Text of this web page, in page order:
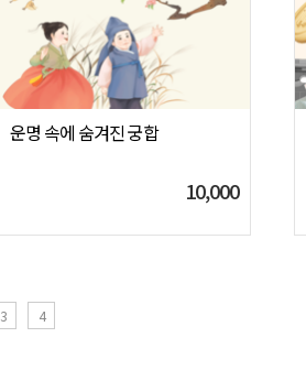
운명 속에 숨겨진 궁합
10,000
3 4